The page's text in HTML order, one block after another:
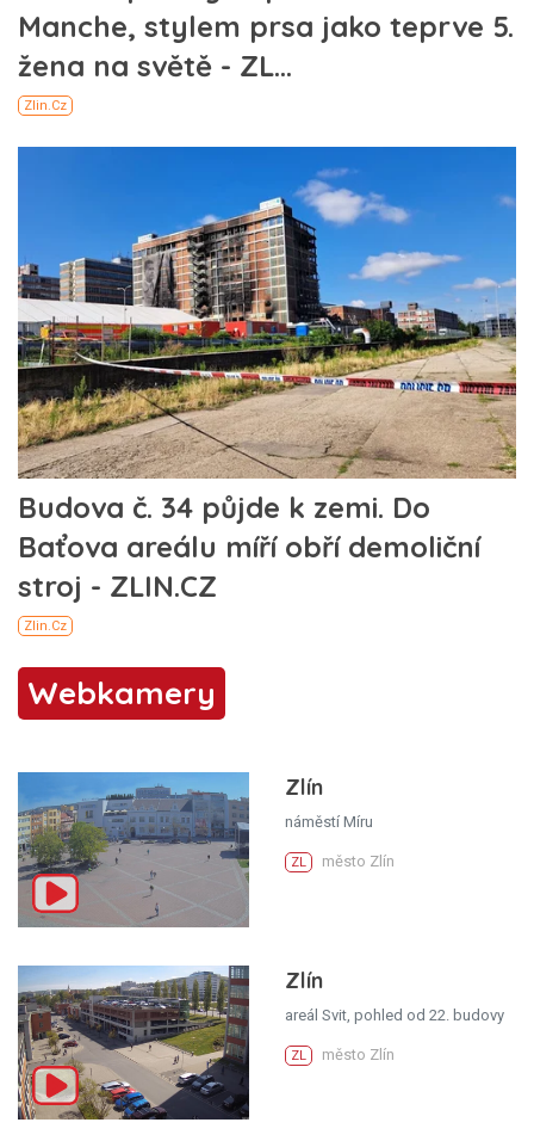
Webkamery
Zlín
náměstí Míru
ZL město Zlín
Zlín
areál Svit, pohled od 22. budovy
ZL město Zlín